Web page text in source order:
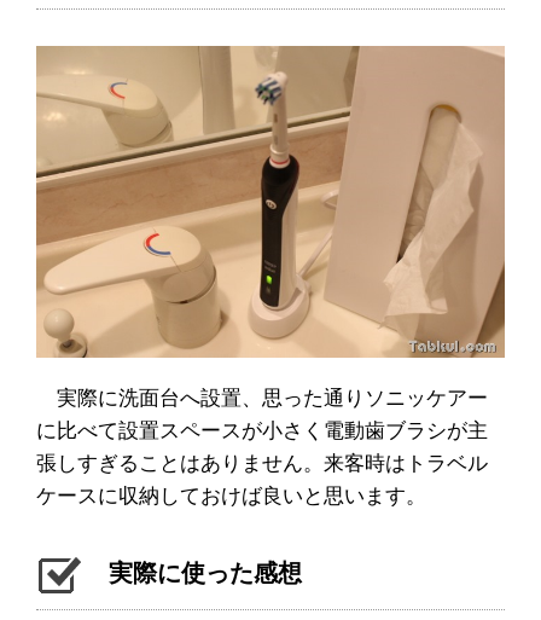
実際に洗面台へ設置、思った通りソニッケアー
に比べて設置スペースが小さく電動歯ブラシが主
張しすぎることはありません。来客時はトラベル
ケースに収納しておけば良いと思います。
実際に使った感想